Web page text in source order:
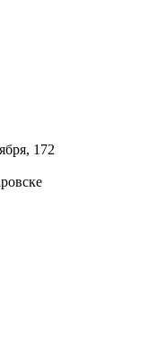
172